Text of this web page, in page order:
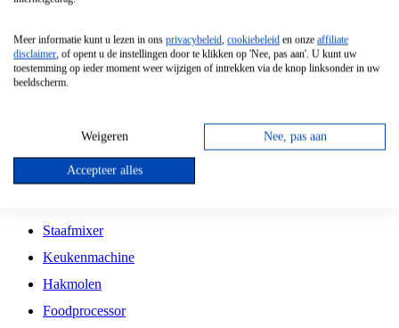
Vrijstaande Magnetron
Vrijstaande Kookplaat
Inbouw Gaskookplaat
Inbouw Keramische Kookplaat
Kookplaat Accessoires
Staafmixer
Keukenmachine
Hakmolen
Foodprocessor
Meer informatie kunt u lezen in ons privacybeleid, cookiebeleid en onze affiliate
disclaimer, of opent u de instellingen door te klikken op 'Nee, pas aan'. U kunt uw
toestemming op ieder moment weer wijzigen of intrekken via de knop linksonder in uw
beeldscherm.
Weigeren Nee, pas aan
Accepteer alles